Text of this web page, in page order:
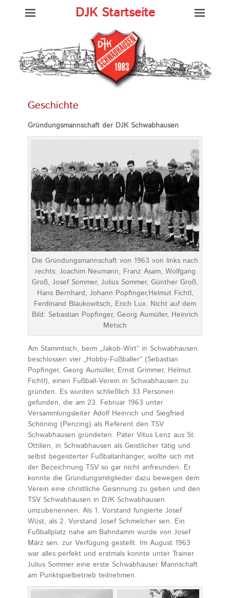
DJK Startseite
Geschichte
Gründungsmannschaft der DJK Schwabhausen
Die Gründungsmannschaft von 1963 von links nach
rechts: Joachim Neumann, Franz Asam, Wolfgang
Groß, Josef Sommer, Julius Sommer, Günther Groß,
Hans Bernhard, Johann Popfinger,Helmut Fichtl,
Ferdinand Blaukowitsch, Erich Lux. Nicht auf dem
Bild: Sebastian Popfinger, Georg Aumüller, Heinrich
Metsch
Am Stammtisch, beim „Jakob-Wirt“ in Schwabhausen
beschlossen vier „Hobby-Fußballer“ (Sebastian
Popfinger, Georg Aumüller, Ernst Grimmer, Helmut
Fichtl), einen Fußball-Verein in Schwabhausen zu
gründen. Es wurden schließlich 33 Personen
gefunden, die am 23. Februar 1963 unter
Versammlungsleiter Adolf Heinrich und Siegfried
Schöning (Penzing) als Referent den TSV
Schwabhausen gründeten. Pater Vitus Lenz aus St.
Ottilien, in Schwabhausen als Geistlicher tätig und
selbst begeisterter Fußballanhänger, wollte sich mit
der Bezeichnung TSV so gar nicht anfreunden. Er
konnte die Gründungsmitglieder dazu bewegen dem
Verein eine christliche Gesinnung zu geben und den
TSV Schwabhausen in DJK Schwabhausen
umzubenennen. Als 1. Vorstand fungierte Josef
Wüst, als 2. Vorstand Josef Schmelcher sen. Ein
Fußballplatz nahe am Bahndamm wurde von Josef
März sen. zur Verfügung gestellt. Im August 1963
war alles perfekt und erstmals konnte unter Trainer
Julius Sommer eine erste Schwabhauser Mannschaft
am Punktspielbetrieb teilnehmen.